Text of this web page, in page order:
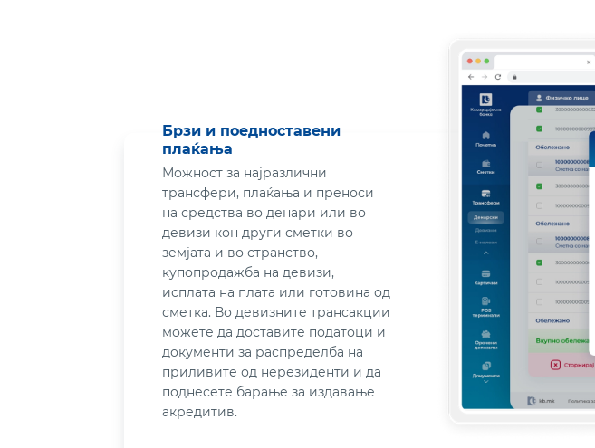
Брзи и поедноставени
плаќања
Можност за најразлични
трансфери, плаќања и преноси
на средства во денари или во
девизи кон други сметки во
земјата и во странство,
купопродажба на девизи,
исплата на плата или готовина од
сметка. Во девизните трансакции
можете да доставите податоци и
документи за распределба на
приливите од нерезиденти и да
поднесете барање за издавање
акредитив.